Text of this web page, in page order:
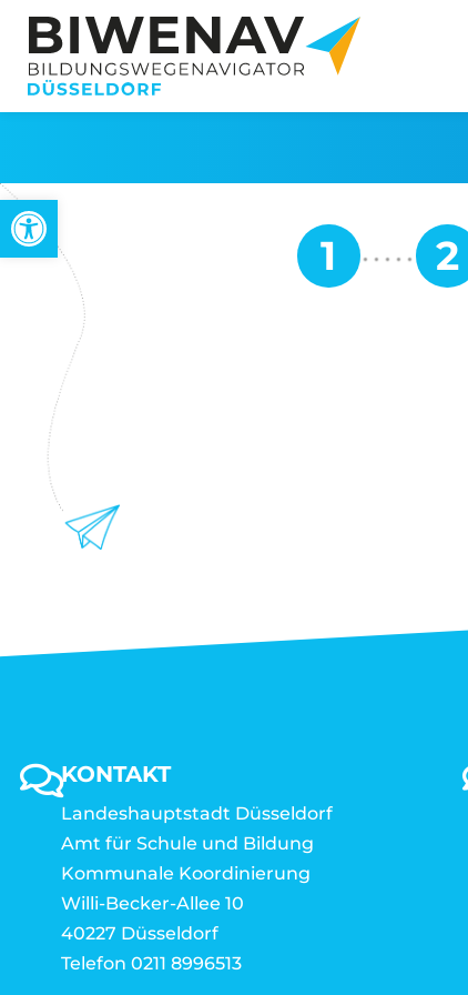
Open toolbar
KONTAKT
Landeshauptstadt Düsseldorf
Amt für Schule und Bildung
Kommunale Koordinierung
Willi-Becker-Allee 10
40227 Düsseldorf
Telefon 0211 8996513